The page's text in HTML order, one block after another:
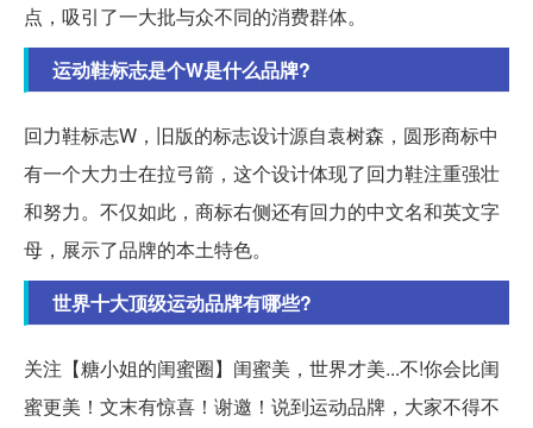
点，吸引了一大批与众不同的消费群体。
运动鞋标志是个W是什么品牌?
回力鞋标志W，旧版的标志设计源自袁树森，圆形商标中
有一个大力士在拉弓箭，这个设计体现了回力鞋注重强壮
和努力。不仅如此，商标右侧还有回力的中文名和英文字
母，展示了品牌的本土特色。
世界十大顶级运动品牌有哪些?
关注【糖小姐的闺蜜圈】闺蜜美，世界才美...不!你会比闺
蜜更美！文末有惊喜！谢邀！说到运动品牌，大家不得不